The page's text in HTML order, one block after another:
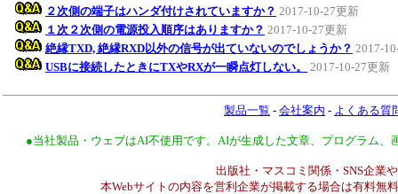
２次側の端子はハンダ付けされていますか？ 2017-10-27更新
１次２次側の電源投入順序はありますか？ 2017-10-27更新
絶縁TXD, 絶縁RXD以外の信号が出ていないのでしょうか？ 2017-
USBに接続したときにTXやRXが一瞬点灯しない。
2017-10-27更新
製品一覧 - 会社案内 - よくある質
●当社製品・ウェブはAI不使用です。AIが生成した文章、プログラム
出版社・マスコミ関係・SNS企業
本Webサイトの内容を営利企業が掲載する場合は有料無